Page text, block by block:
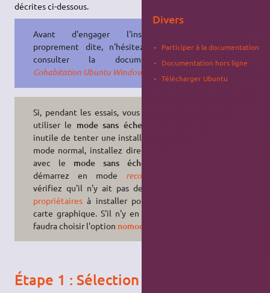
décrites ci-dessous.
Avant d'engager l'installation
proprement dite, n'hésitez pas à
consulter la documentation
Cohabitation Ubuntu Windows
Si, pendant les essais, vous avez dû
utiliser le mode sans échec
inutile de tenter une installation en
mode normal, installez directement
avec le mode sans échec
démarrez en mode recovery
vérifiez qu'il n'y ait pas de
propriétairesà installer pour votre
carte graphique. S'il n'y en a pas, il
faudra choisir l'option nomodeset
Étape 1 : Sélection de la langue
Divers
Participer à la documentation
Documentation hors ligne
Télécharger Ubuntu